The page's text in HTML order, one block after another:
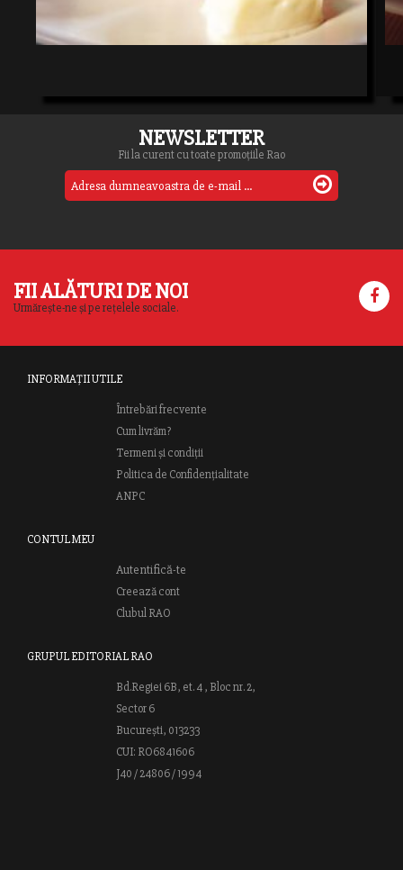
NEWSLETTER
Fii la curent cu toate promoțiile Rao
FII ALĂTURI DE NOI
Urmărește-ne și pe rețelele sociale.
INFORMAȚII UTILE
Întrebări frecvente
Cum livrăm?
Termeni și condiții
Politica de Confidențialitate
ANPC
CONTUL MEU
Autentifică-te
Creează cont
Clubul RAO
GRUPUL EDITORIAL RAO
Bd.Regiei 6B, et. 4 , Bloc nr. 2,
Sector 6
București, 013233
CUI: RO6841606
J40 / 24806 / 1994